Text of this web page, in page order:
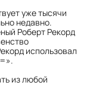
уже тысячи
недавно.
Роберт Рекорд
использовал
из любой